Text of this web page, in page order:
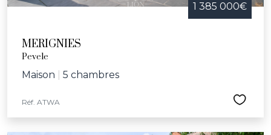
1 385 000€
MERIGNIES
Pevele
Maison 5 chambres
Réf. ATWA